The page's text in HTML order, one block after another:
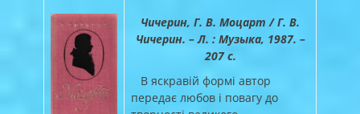
Чичерин, Г. В. Моцарт / Г. В.
Чичерин. – Л. : Музыка, 1987. –
207 с.
В яскравій формі автор
передає любов і повагу до